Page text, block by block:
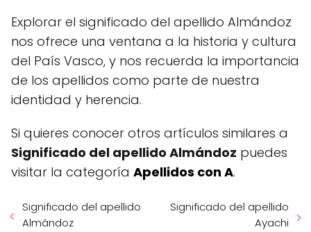
Explorar el significado del apellido Almándoz
nos ofrece una ventana a la historia y cultura
del País Vasco, y nos recuerda la importancia
de los apellidos como parte de nuestra
identidad y herencia.
Si quieres conocer otros artículos similares a
Significado del apellido Almándoz puedes
visitar la categoría Apellidos con A.
Significado del apellido
Almándoz
Significado del apellido
Ayachi